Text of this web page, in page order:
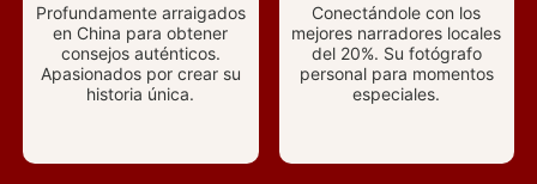
Profundamente arraigados
en China para obtener
consejos auténticos.
Apasionados por crear su
historia única.
Conectándole con los
mejores narradores locales
del 20%. Su fotógrafo
personal para momentos
especiales.